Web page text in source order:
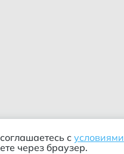
с условиями
через браузер.